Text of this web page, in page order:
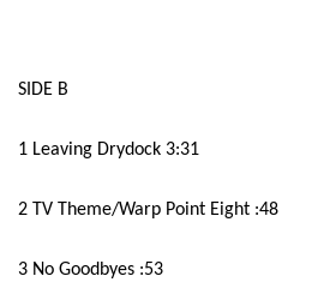
SIDE B
1 Leaving Drydock 3:31
2 TV Theme/Warp Point Eight :48
3 No Goodbyes :53